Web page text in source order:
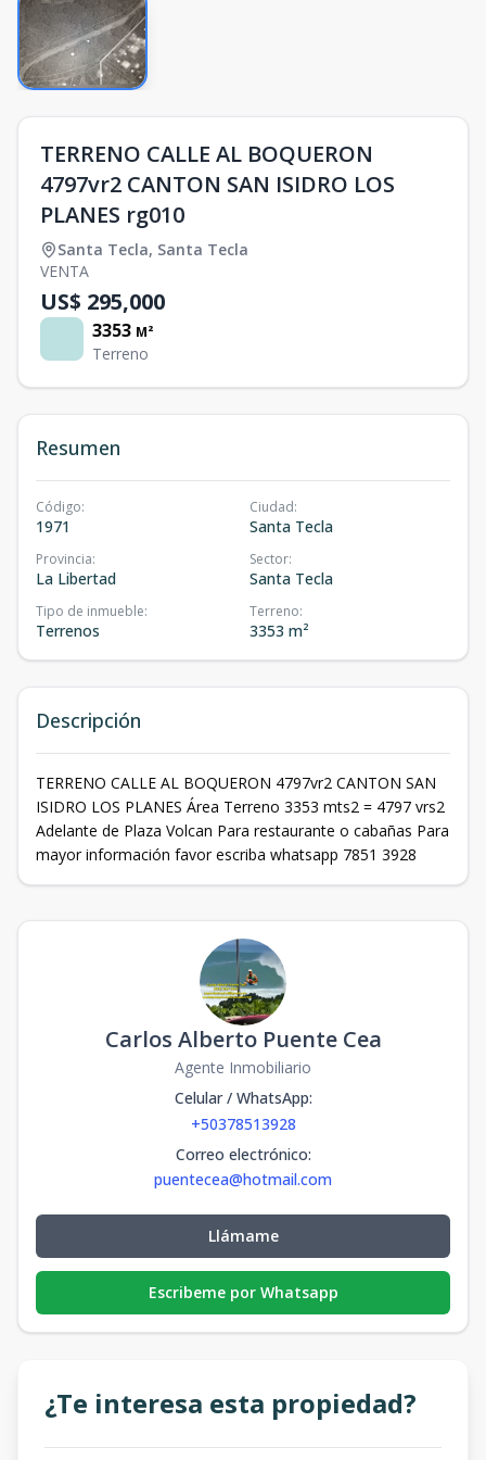
TERRENO CALLE AL BOQUERON
4797vr2 CANTON SAN ISIDRO LOS
PLANES rg010
Santa Tecla, Santa Tecla
VENTA
US$ 295,000
3353 M²
Terreno
Resumen
Código:
1971
Ciudad:
Santa Tecla
Provincia:
La Libertad
Sector:
Santa Tecla
Tipo de inmueble:
Terrenos
Terreno:
3353 m²
Descripción
TERRENO CALLE AL BOQUERON 4797vr2 CANTON SAN
ISIDRO LOS PLANES Área Terreno 3353 mts2 = 4797 vrs2
Adelante de Plaza Volcan Para restaurante o cabañas Para
mayor información favor escriba whatsapp 7851 3928
Carlos Alberto Puente Cea
Agente Inmobiliario
Celular / WhatsApp:
+50378513928
Correo electrónico:
puentecea@hotmail.com
Llámame
Escribeme por Whatsapp
¿Te interesa esta propiedad?